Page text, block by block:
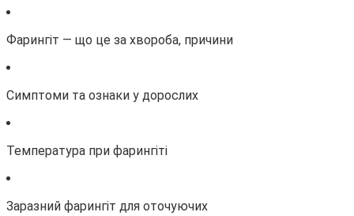
Фарингіт — що це за хвороба, причини
Симптоми та ознаки у дорослих
Температура при фарингіті
Заразний фарингіт для оточуючих